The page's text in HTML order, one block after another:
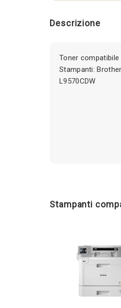
Descrizione
Toner compatibile
Stampanti:
L9570CDW
Stampanti